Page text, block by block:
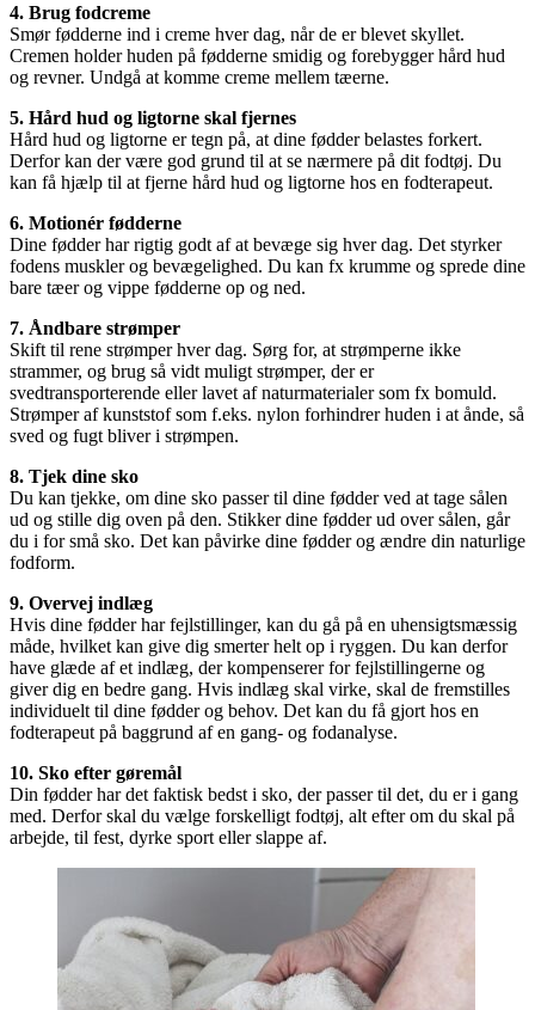
4. Brug fodcreme
Smør fødderne ind i creme hver dag, når de er blevet skyllet.
Cremen holder huden på fødderne smidig og forebygger hård hud
og revner. Undgå at komme creme mellem tæerne.
5. Hård hud og ligtorne skal fjernes
Hård hud og ligtorne er tegn på, at dine fødder belastes forkert.
Derfor kan der være god grund til at se nærmere på dit fodtøj. Du
kan få hjælp til at fjerne hård hud og ligtorne hos en fodterapeut.
6. Motionér fødderne
Dine fødder har rigtig godt af at bevæge sig hver dag. Det styrker
fodens muskler og bevægelighed. Du kan fx krumme og sprede dine
bare tæer og vippe fødderne op og ned.
7. Åndbare strømper
Skift til rene strømper hver dag. Sørg for, at strømperne ikke
strammer, og brug så vidt muligt strømper, der er
svedtransporterende eller lavet af naturmaterialer som fx bomuld.
Strømper af kunststof som f.eks. nylon forhindrer huden i at ånde, så
sved og fugt bliver i strømpen.
8. Tjek dine sko
Du kan tjekke, om dine sko passer til dine fødder ved at tage sålen
ud og stille dig oven på den. Stikker dine fødder ud over sålen, går
du i for små sko. Det kan påvirke dine fødder og ændre din naturlige
fodform.
9. Overvej indlæg
Hvis dine fødder har fejlstillinger, kan du gå på en uhensigtsmæssig
måde, hvilket kan give dig smerter helt op i ryggen. Du kan derfor
have glæde af et indlæg, der kompenserer for fejlstillingerne og
giver dig en bedre gang. Hvis indlæg skal virke, skal de fremstilles
individuelt til dine fødder og behov. Det kan du få gjort hos en
fodterapeut på baggrund af en gang- og fodanalyse.
10. Sko efter gøremål
Din fødder har det faktisk bedst i sko, der passer til det, du er i gang
med. Derfor skal du vælge forskelligt fodtøj, alt efter om du skal på
arbejde, til fest, dyrke sport eller slappe af.